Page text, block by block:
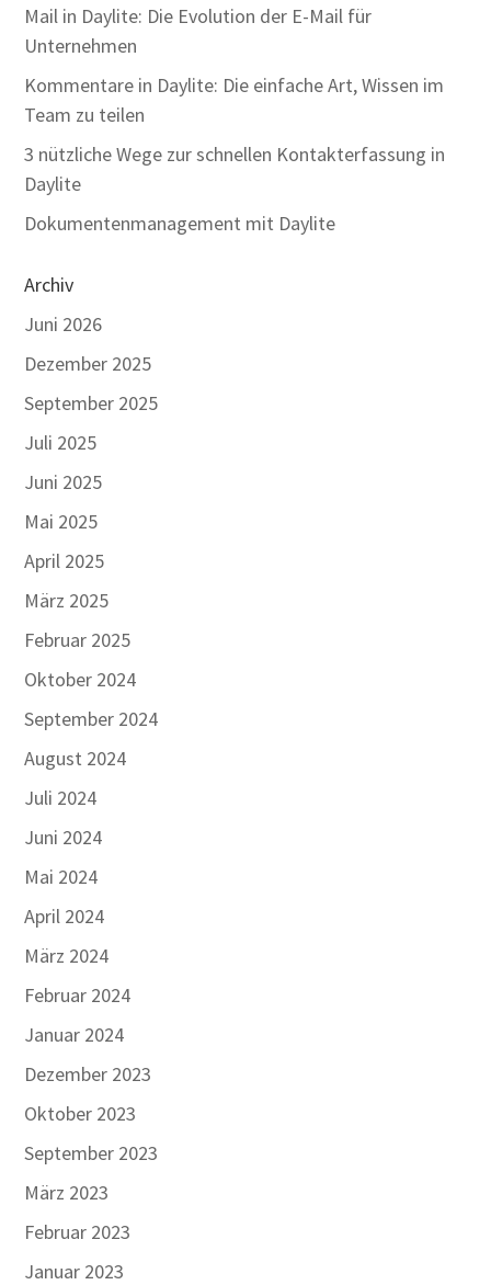
Mail in Daylite: Die Evolution der E-Mail für
Unternehmen
Kommentare in Daylite: Die einfache Art, Wissen im
Team zu teilen
3 nützliche Wege zur schnellen Kontakterfassung in
Daylite
Dokumentenmanagement mit Daylite
Archiv
Juni 2026
Dezember 2025
September 2025
Juli 2025
Juni 2025
Mai 2025
April 2025
März 2025
Februar 2025
Oktober 2024
September 2024
August 2024
Juli 2024
Juni 2024
Mai 2024
April 2024
März 2024
Februar 2024
Januar 2024
Dezember 2023
Oktober 2023
September 2023
März 2023
Februar 2023
Januar 2023